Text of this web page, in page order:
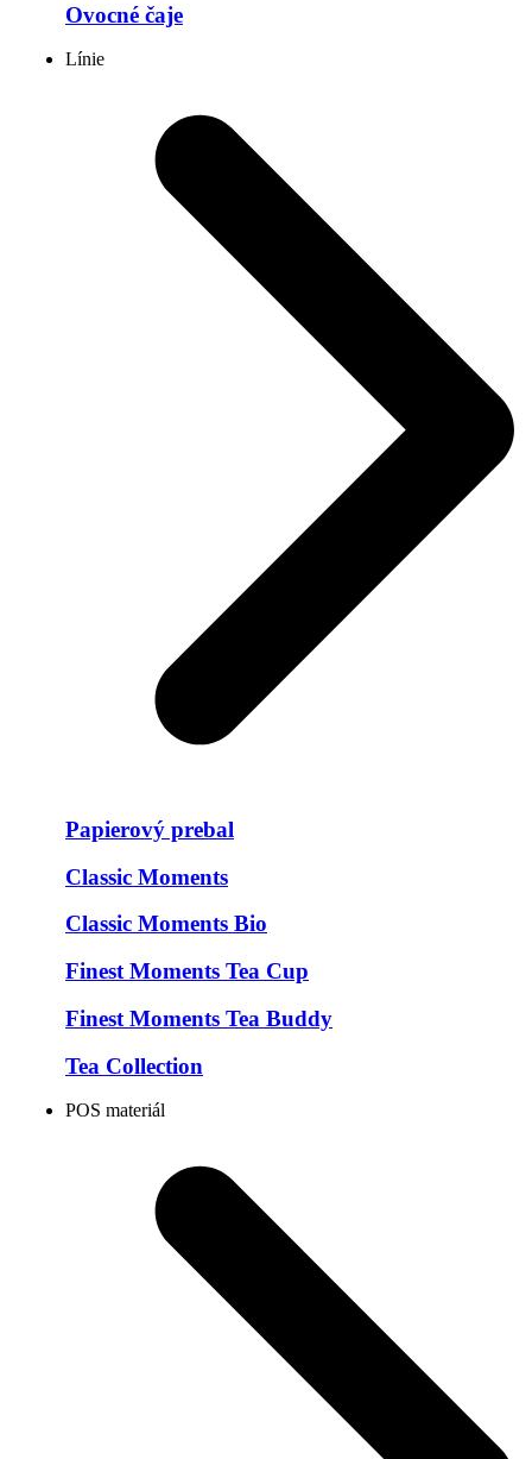
Ovocné čaje
Línie
Papierový prebal
Classic Moments
Classic Moments Bio
Finest Moments Tea Cup
Finest Moments Tea Buddy
Tea Collection
POS materiál